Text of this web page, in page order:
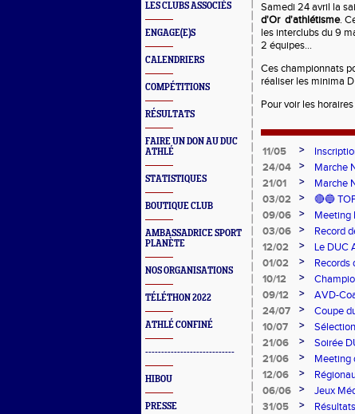
LES CLUBS ASSOCIÉS
ENGAGE(E)S
CALENDRIERS
COMPÉTITIONS
RÉSULTATS
FAIRE UN DON AU DUC
ATHLÉ
STATISTIQUES
BOUTIQUE CLUB
AMBASSADRICE SPORT
PLANÈTE
NOS ORGANISATIONS
TÉLÉTHON 2022
ATHLÉ CONFINÉ
----------------------------
HIBOU
PRESSE
Samedi 24 avril la
d'Or d'athlétisme.
les interclubs du 9
2 équipes...
Ces championnats
réaliser les minima
Pour voir les
11/05 >
24/04
>
Marche
21/01
>
Marche
03/02
>
🔴🔵
09/06
>
Meeting
03/06
>
Record
12/02
>
Le DUC
01/02 >
Records
10/12
>
Argent
09/12 >
AVD-
mentale!
24/07 >
Coupe
10/07
>
21/06
>
Soirée
21/06
>
Meeting
12/06
>
06/06
>
Jeux
31/05
>